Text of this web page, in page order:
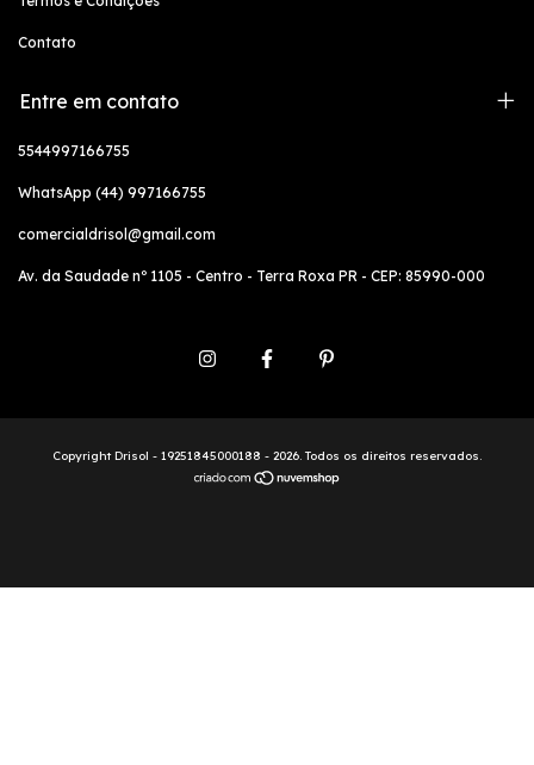
Contato
Entre em contato
5544997166755
WhatsApp (44) 997166755
comercialdrisol@gmail.com
Av. da Saudade nº 1105 - Centro - Terra Roxa PR - CEP: 85990-000
Copyright Drisol - 19251845000188 - 2026. Todos os direitos reservados.